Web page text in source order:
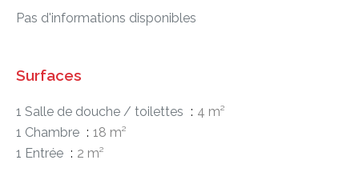
Pas d'informations disponibles
Surfaces
1 Salle de douche / toilettes
4 m²
1 Chambre
18 m²
1 Entrée
2 m²